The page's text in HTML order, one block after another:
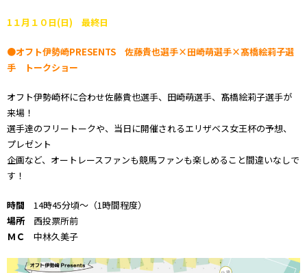
1１月１０ 日(日) 最終日
●オフト伊勢崎PRESENTS 佐藤貴也選手×田崎萌選手×髙橋絵莉子選
手 トークショー
オフト伊勢崎杯に合わせ佐藤貴也選手、田崎萌選手、髙橋絵莉子選手が
来場！
選手達のフリートークや、当日に開催されるエリザベス女王杯の予想、
プレゼント
企画など、オートレースファンも競馬ファンも楽しめること間違いなしで
す！
時間 14時45分頃～（1時間程度）
場所西投票所前
ＭＣ 中林久美子